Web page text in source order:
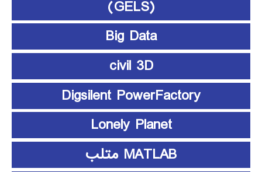
(GELS)
Big Data
civil 3D
Digsilent PowerFactory
Lonely Planet
MATLAB متلب